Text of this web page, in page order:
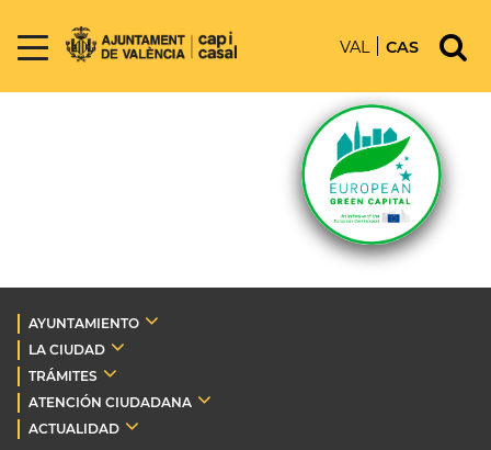
VAL CAS
AYUNTAMIENTO
LA CIUDAD
TRÁMITES
ATENCIÓN CIUDADANA
ACTUALIDAD